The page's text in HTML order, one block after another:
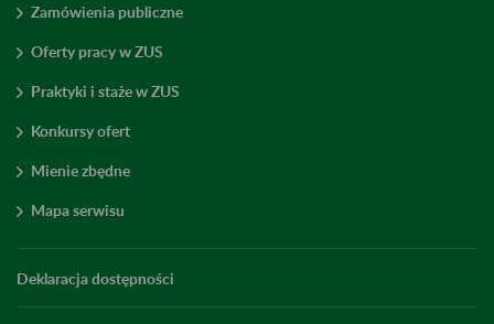
Zamówienia publiczne
Oferty pracy w ZUS
Praktyki i staże w ZUS
Konkursy ofert
Mienie zbędne
Mapa serwisu
Deklaracja dostępności